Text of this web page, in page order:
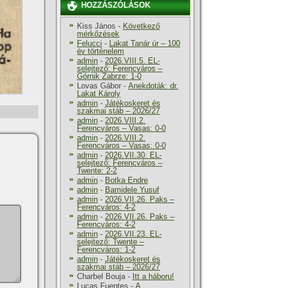
HOZZÁSZÓLÁSOK
Kiss János - Következő
mérkőzések
Felucci - Lakat Tanár úr – 100
év történelem
admin - 2026.VIII.5. EL-
selejtező: Ferencváros –
Górnik Zabrze: 1-0
Lovas Gábor - Anekdoták: dr.
Lakat Károly
admin - Játékoskeret és
szakmai stáb – 2026/27
admin - 2026.VIII.2.
Ferencváros – Vasas: 0-0
admin - 2026.VIII.2.
Ferencváros – Vasas: 0-0
admin - 2026.VII.30. EL-
selejtező: Ferencváros –
Twente: 2-2
admin - Botka Endre
admin - Bamidele Yusuf
admin - 2026.VII.26. Paks –
Ferencváros: 4-2
admin - 2026.VII.26. Paks –
Ferencváros: 4-2
admin - 2026.VII.23. EL-
selejtező: Twente –
Ferencváros: 1-2
admin - Játékoskeret és
szakmai stáb – 2026/27
Charbel Bouja- Itt a háboru!
Lucas Fuentes - A